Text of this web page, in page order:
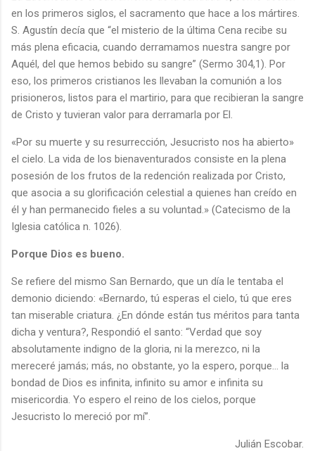
en los primeros siglos, el sacramento que hace a los mártires.
S. Agustín decía que “el misterio de la última Cena recibe su
más plena eficacia, cuando derramamos nuestra sangre por
Aquél, del que hemos bebido su sangre” (Sermo 304,1). Por
eso, los primeros cristianos les llevaban la comunión a los
prisioneros, listos para el martirio, para que recibieran la sangre
de Cristo y tuvieran valor para derramarla por El.
«Por su muerte y su resurrección, Jesucristo nos ha abierto»
el cielo. La vida de los bienaventurados consiste en la plena
posesión de los frutos de la redención realizada por Cristo,
que asocia a su glorificación celestial a quienes han creído en
él y han permanecido fieles a su voluntad.» (Catecismo de la
Iglesia católica n. 1026).
Porque Dios es bueno.
Se refiere del mismo San Bernardo, que un día le tentaba el
demonio diciendo: «Bernardo, tú esperas el cielo, tú que eres
tan miserable criatura. ¿En dónde están tus méritos para tanta
dicha y ventura?, Respondió el santo: “Verdad que soy
absolutamente indigno de la gloria, ni la merezco, ni la
mereceré jamás; más, no obstante, yo la espero, porque… la
bondad de Dios es infinita, infinito su amor e infinita su
misericordia. Yo espero el reino de los cielos, porque
Jesucristo lo mereció por mí”.
Julián Escobar.